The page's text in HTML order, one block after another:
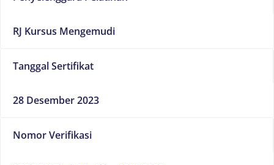
RJ Kursus Mengemudi
Tanggal Sertifikat
28 Desember 2023
Nomor Verifikasi